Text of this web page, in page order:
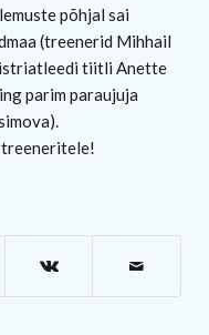
põhjal sai
(treenerid Mihhail
tiitli Anette
parim paraujuja
treeneritele!